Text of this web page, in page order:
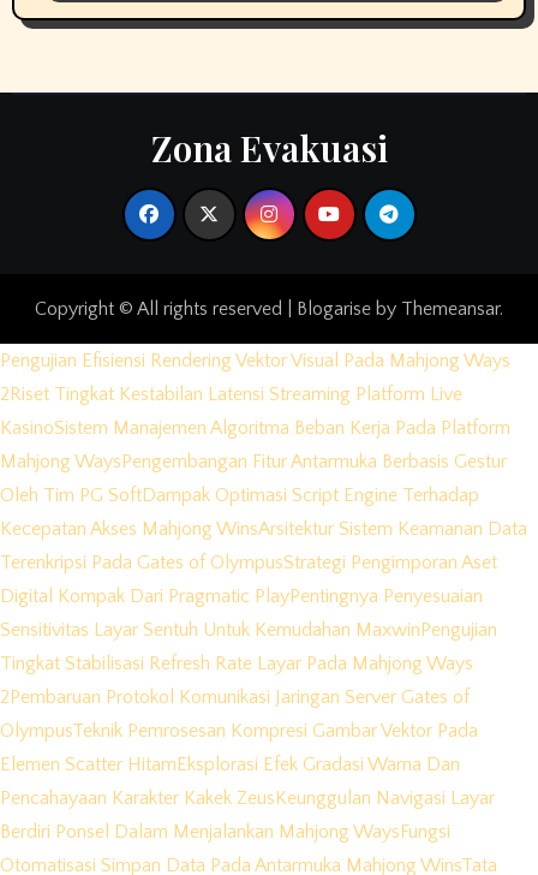
Zona Evakuasi
Copyright © All rights reserved Blogarise by Themeansar.
Pengujian Efisiensi Rendering Vektor Visual Pada Mahjong Ways
2Riset Tingkat Kestabilan Latensi Streaming Platform Live
KasinoSistem Manajemen Algoritma Beban Kerja Pada Platform
Mahjong WaysPengembangan Fitur Antarmuka Berbasis Gestur
Oleh Tim PG SoftDampak Optimasi Script Engine Terhadap
Kecepatan Akses Mahjong WinsArsitektur Sistem Keamanan Data
Terenkripsi Pada Gates of OlympusStrategi Pengimporan Aset
Digital Kompak Dari Pragmatic PlayPentingnya Penyesuaian
Sensitivitas Layar Sentuh Untuk Kemudahan MaxwinPengujian
Tingkat Stabilisasi Refresh Rate Layar Pada Mahjong Ways
2Pembaruan Protokol Komunikasi Jaringan Server Gates of
OlympusTeknik Pemrosesan Kompresi Gambar Vektor Pada
Elemen Scatter HitamEksplorasi Efek Gradasi Warna Dan
Pencahayaan Karakter Kakek ZeusKeunggulan Navigasi Layar
Berdiri Ponsel Dalam Menjalankan Mahjong WaysFungsi
Otomatisasi Simpan Data Pada Antarmuka Mahjong WinsTata